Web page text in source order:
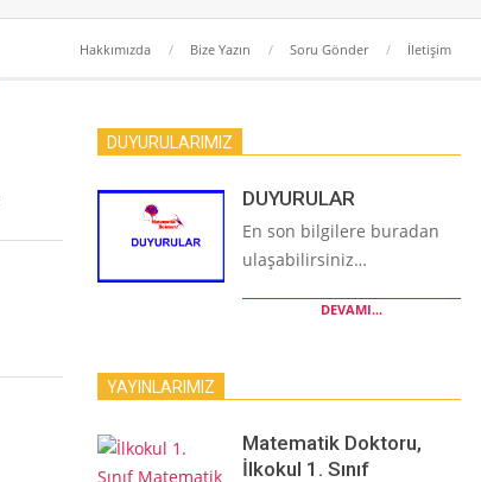
Hakkımızda Bize Yazın Soru Gönder İletişim
DUYURULARIMIZ
DUYURULAR
En son bilgilere buradan
ulaşabilirsiniz…
DEVAMI...
YAYINLARIMIZ
Matematik Doktoru,
İlkokul 1. Sınıf